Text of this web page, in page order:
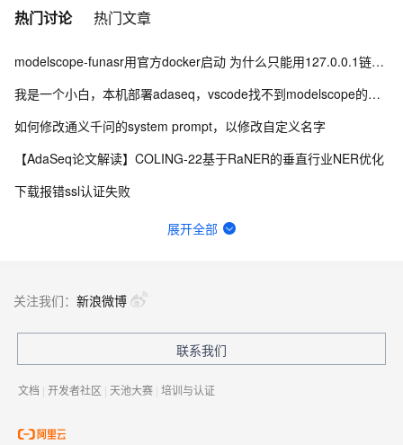
热门讨论 热门文章
modelscope-funasr用官方docker启动 为什么只能用127.0.0.1链接wss？
我是一个小白，本机部署adaseq，vscode找不到modelscope的module
如何修改通义千问的system prompt，以修改自定义名字
【AdaSeq论文解读】COLING-22基于RaNER的垂直行业NER优化
下载报错ssl认证失败
modelscope-funasr的UniASR 的三种解码模式在哪里配置？
modelscope-funasr启动web时如何修改监听地址？
modelscope-funasr的服务阻塞，服务还在但请求不通。怎么解决？
展开全部
关注我们： 新浪微博
联系我们
文档 | 开发者社区 | 天池大赛 | 培训与认证